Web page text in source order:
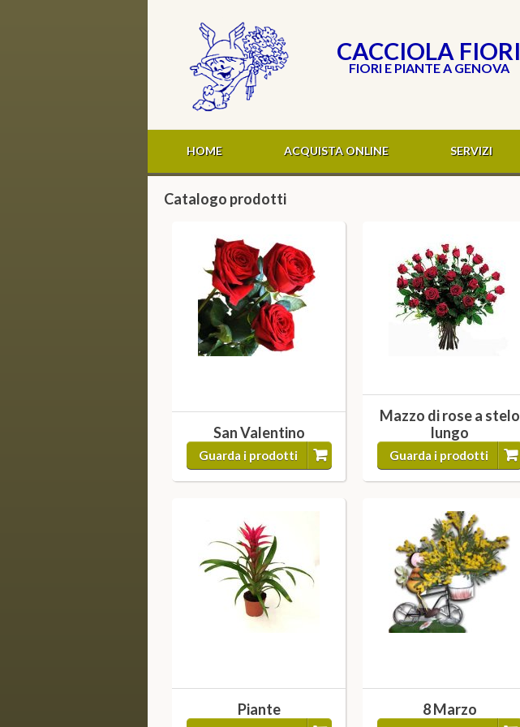
CACCIOLA FIORI
FIORI E PIANTE A GENOVA
HOME ACQUISTA ONLINE SERVIZI
Catalogo prodotti
San Valentino
Guarda i prodotti
Mazzo di rose a stelo
lungo
Guarda i prodotti
Piante 8 Marzo